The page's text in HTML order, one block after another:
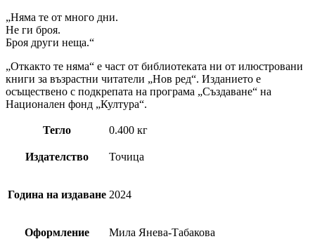
„Няма те от много дни.
Не ги броя.
Броя други неща.“
„Откакто те няма“ е част от библиотеката ни от илюстровани
книги за възрастни читатели „Нов ред“. Изданието е
осъществено с подкрепата на програма „Създаване“ на
Национален фонд „Култура“.
Тегло 0.400 кг
Издателство Точица
Година на издаване 2024
Оформление Мила Янева-Табакова